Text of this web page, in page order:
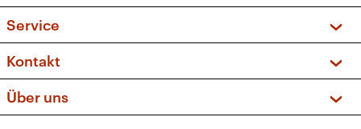
Sendungen und Podcasts
Musikliste
Kakadu – Das Kinderprogramm
Frequenzen (UKW + DAB+)
Service
FAQ
Apps
Newsletter
Kontakt
Social Media
Über uns